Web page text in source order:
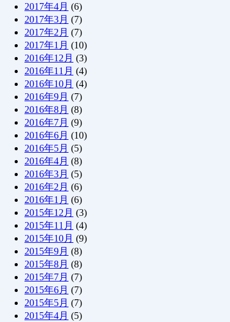
2017年4月 (6)
2017年3月 (7)
2017年2月 (7)
2017年1月 (10)
2016年12月 (3)
2016年11月 (4)
2016年10月 (4)
2016年9月 (7)
2016年8月 (8)
2016年7月 (9)
2016年6月 (10)
2016年5月 (5)
2016年4月 (8)
2016年3月 (5)
2016年2月 (6)
2016年1月 (6)
2015年12月 (3)
2015年11月 (4)
2015年10月 (9)
2015年9月 (8)
2015年8月 (8)
2015年7月 (7)
2015年6月 (7)
2015年5月 (7)
2015年4月 (5)